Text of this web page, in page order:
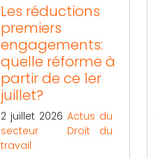
Les réductions
premiers
engagements:
quelle réforme à
partir de ce 1er
juillet?
2 juillet 2026Actus du
secteur
Droit du
travail